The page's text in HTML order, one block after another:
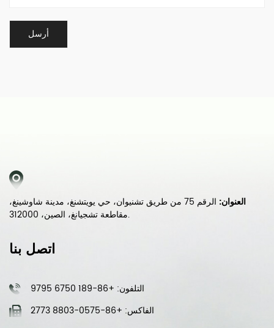
العنوان:
الرقم 75 من طريق تشنيوان، حي يويتشنغ، مدينة شاوشينغ،
مقاطعة تشجيانغ، الصين، 312000.
اتصل بنا
التلفون: +86-189 6750 9795
الفاكس: +86-0575-8803 2773